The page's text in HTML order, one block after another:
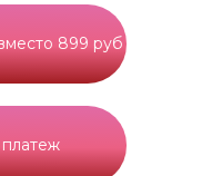
899 руб